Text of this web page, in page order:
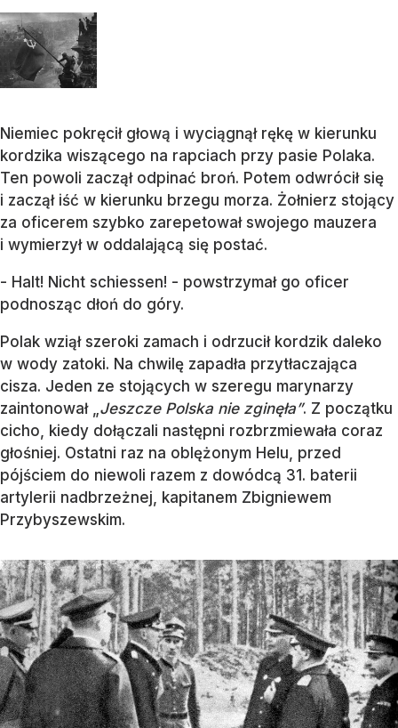
Niemiec pokręcił głową i wyciągnął rękę w kierunku
kordzika wiszącego na rapciach przy pasie Polaka.
Ten powoli zaczął odpinać broń. Potem odwrócił się
i zaczął iść w kierunku brzegu morza. Żołnierz stojący
za oficerem szybko zarepetował swojego mauzera
i wymierzył w oddalającą się postać.
- Halt! Nicht schiessen! - powstrzymał go oficer
podnosząc dłoń do góry.
Polak wziął szeroki zamach i odrzucił kordzik daleko
w wody zatoki. Na chwilę zapadła przytłaczająca
cisza. Jeden ze stojących w szeregu marynarzy
zaintonował „ Jeszcze Polska nie zginęła”. Z początku
cicho, kiedy dołączali następni rozbrzmiewała coraz
głośniej. Ostatni raz na oblężonym Helu, przed
pójściem do niewoli razem z dowódcą 31. baterii
artylerii nadbrzeżnej, kapitanem Zbigniewem
Przybyszewskim.